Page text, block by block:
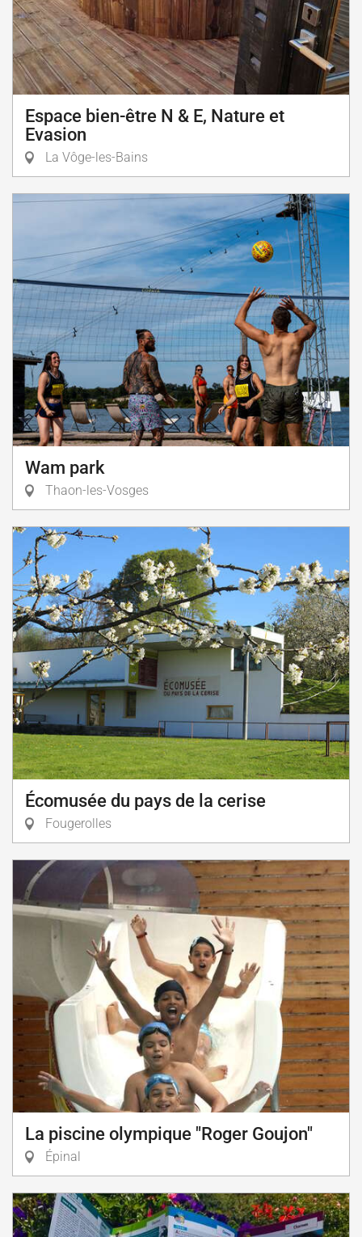
Espace bien-être N & E, Nature et
Evasion
La Vôge-les-Bains
Wam park
Thaon-les-Vosges
Écomusée du pays de la cerise
Fougerolles
La piscine olympique "Roger Goujon"
Épinal